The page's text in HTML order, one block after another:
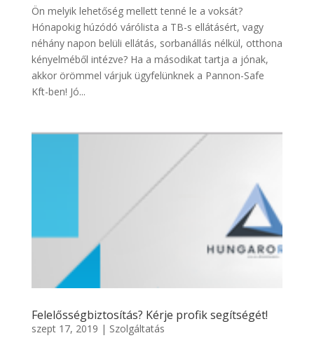
Ön melyik lehetőség mellett tenné le a voksát?
Hónapokig húzódó várólista a TB-s ellátásért, vagy
néhány napon belüli ellátás, sorbanállás nélkül, otthona
kényelméből intézve? Ha a másodikat tartja a jónak,
akkor örömmel várjuk ügyfelünknek a Pannon-Safe
Kft-ben! Jó...
Felelősségbiztosítás? Kérje profik segítségét!
szept 17, 2019 | Szolgáltatás